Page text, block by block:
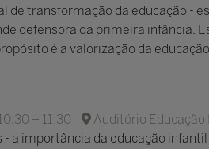
de transformação da educação -
defensora da primeira infância.
é a valorização da
– 11:30
Auditório Educação
a importância da educação